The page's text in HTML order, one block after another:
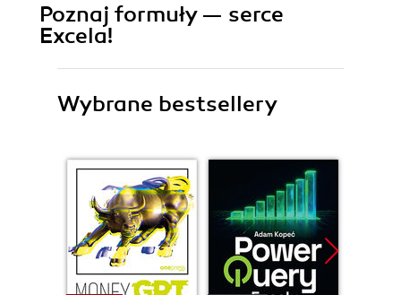
Poznaj formuły — serce
Excela!
Wybrane bestsellery